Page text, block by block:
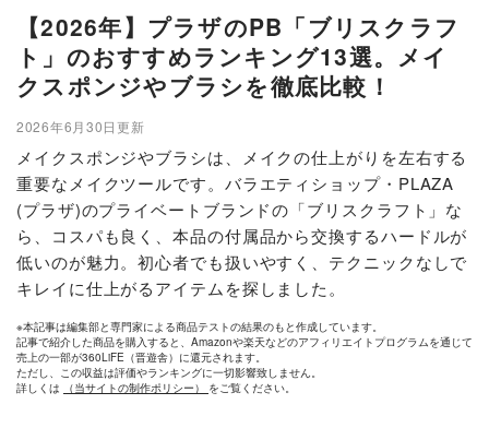
【2026年】プラザのPB「ブリスクラフ
ト」のおすすめランキング13選。メイ
クスポンジやブラシを徹底比較！
2026年6月30日更新
メイクスポンジやブラシは、メイクの仕上がりを左右する
重要なメイクツールです。バラエティショップ・PLAZA
(プラザ)のプライベートブランドの「ブリスクラフト」な
ら、コスパも良く、本品の付属品から交換するハードルが
低いのが魅力。初心者でも扱いやすく、テクニックなしで
キレイに仕上がるアイテムを探しました。
※本記事は編集部と専門家による商品テストの結果のもと作成しています。
記事で紹介した商品を購入すると、Amazonや楽天などのアフィリエイトプログラムを通じて
売上の一部が360LiFE（晋遊舎）に還元されます。
ただし、この収益は評価やランキングに一切影響致しません。
詳しくは
（当サイトの制作ポリシー） をご覧ください。